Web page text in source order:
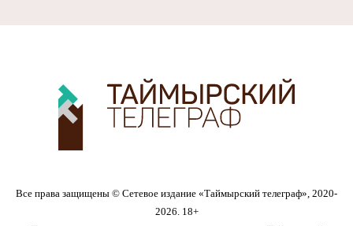
Все права защищены © Сетевое издание «Таймырский телеграф», 2020-
2026. 18+